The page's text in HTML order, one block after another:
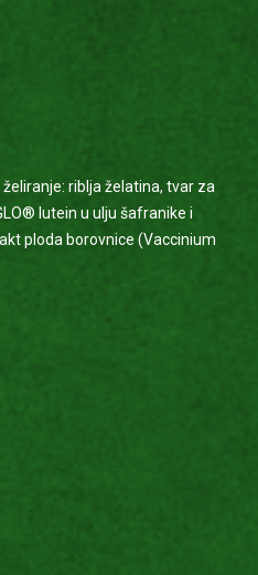
riblja želatina, tvar za
lutein u ulju šafranike i
ploda borovnice (Vaccinium